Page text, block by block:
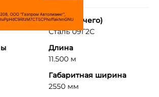
Борт (из чего)
Сталь 09Г2С
Длина
11.500 м
Габаритная ширина
2550 мм